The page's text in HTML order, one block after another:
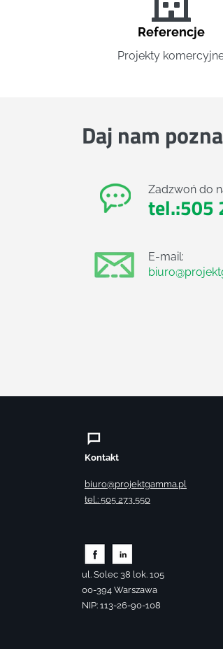
Referencje
Projekty
Daj nam
Zadzwoń do
tel.:505
E-mail:
Kontakt
biuro@projektgamma.pl
tel.: 505 273 550
ul. Solec 38 lok. 105
00-394 Warszawa
NIP: 113-26-90-108